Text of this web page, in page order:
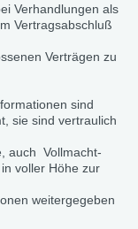
Verhandlungen als
Vertragsabschluß
Verträgen zu
sind
sie sind vertraulich
Vollmacht-
voller Höhe zur
weitergegeben